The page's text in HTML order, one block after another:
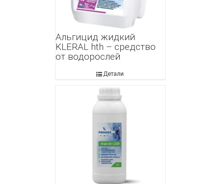
Альгицид жидкий
KLERAL hth – средство
от водорослей
Детали